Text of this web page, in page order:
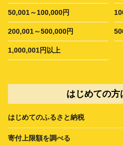
50,001～100,000円
200,001～500,000円
1,000,001円以上
はじめての方
はじめてのふるさと納税
寄付上限額を調べる